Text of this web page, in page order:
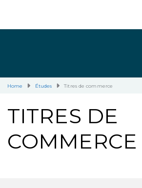
Home Études Titres de commerce
TITRES DE
COMMERCE